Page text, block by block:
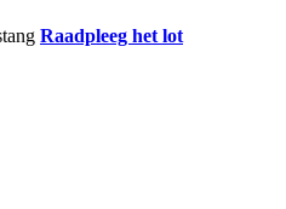
Raadpleeg het lot